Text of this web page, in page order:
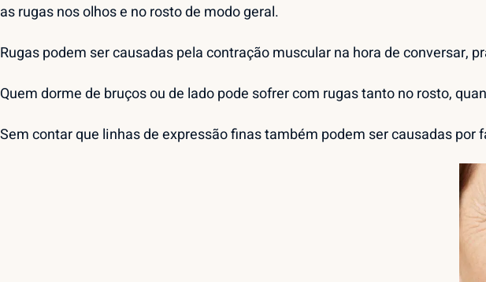
as rugas nos olhos e no rosto de modo geral.
Rugas podem ser causadas pela contração muscular na hora de
Quem dorme de bruços ou de lado pode sofrer com rugas tanto no rosto,
Sem contar que linhas de expressão finas também podem ser causadas por